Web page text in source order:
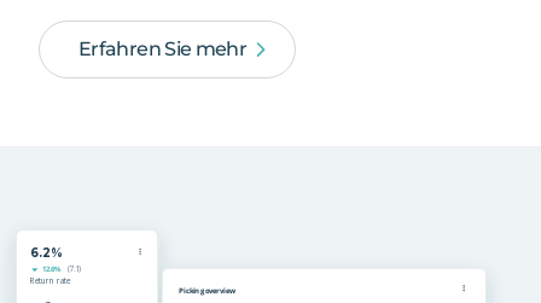
Erfahren Sie mehr